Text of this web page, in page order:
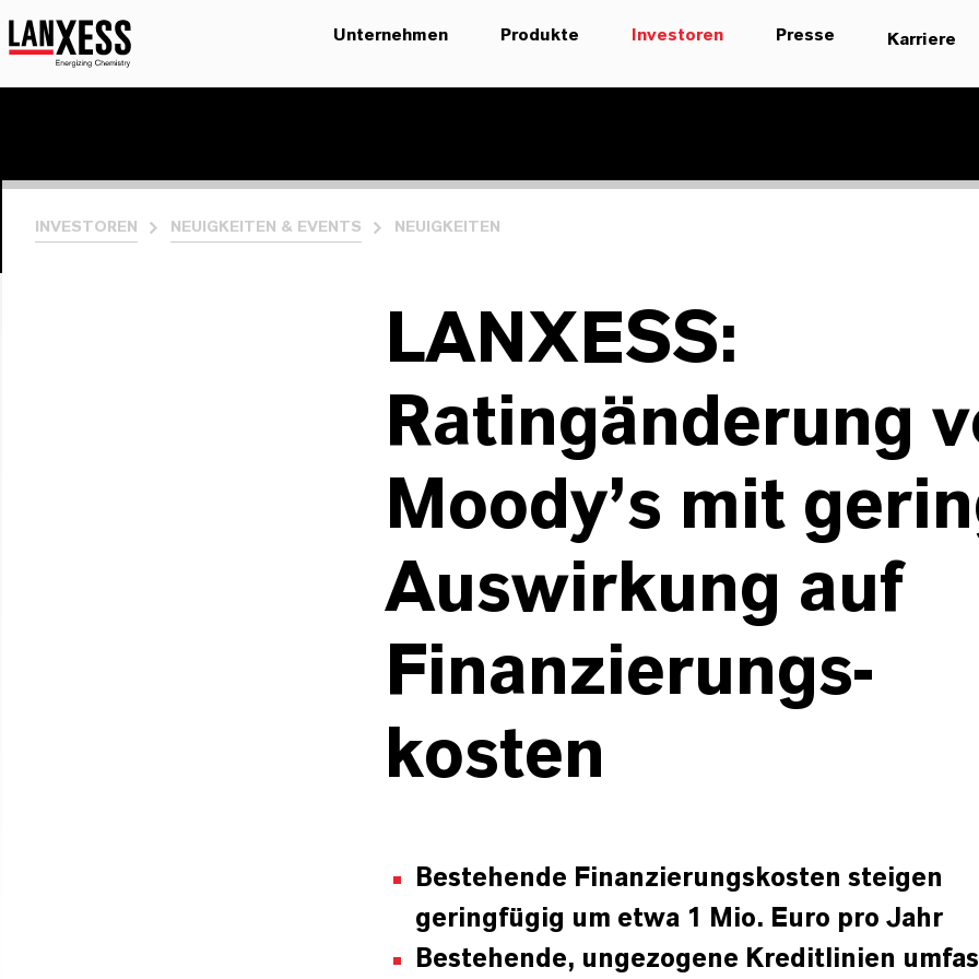
Unternehmen Produkte Investoren Presse Karriere
INVESTOREN NEUIGKEITEN & EVENTS NEUIGKEITEN
LANXESS:
Ratingänderung
Moody’s mit
Auswirkung auf
Finanzierungs-
kosten
Bestehende Finanzierungskosten steigen
geringfügig um etwa 1 Mio. Euro pro Jahr
Bestehende, ungezogene Kreditlinien